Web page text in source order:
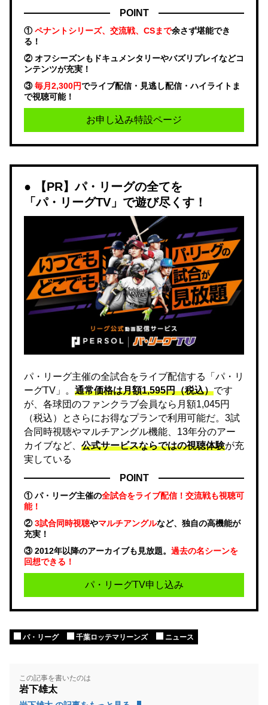
POINT
①ペナントシリーズ、交流戦、CSまで余さず堪能でき
る！
② オフシーズンもドキュメンタリーやバズリプレイなどコ
ンテンツが充実！
③毎月2,300円でライブ配信・見逃し配信・ハイライトま
で視聴可能！
お申し込み特設ページ
【PR】パ・リーグの全てを
「パ・リーグTV」で遊び尽くす！
パ・リーグ主催の全試合をライブ配信する「パ・リ
ーグTV」。 通常価格は月額1,595円（税込）です
が、各球団のファンクラブ会員なら月額1,045円
（税込）とさらにお得なプランで利用可能だ。3試
合同時視聴やマルチアングル機能、13年分のアー
カイブなど、 公式サービスならではの視聴体験が充
実している
POINT
① パ・リーグ主催の全試合をライブ配信！交流戦も視聴可
能！
②3試合同時視聴やマルチアングルなど、独自の高機能が
充実！
③ 2012年以降のアーカイブも見放題。 過去の名シーンを
回想できる！
パ・リーグTV申し込み
パ・リーグ 千葉ロッテマリーンズ ニュース
この記事を書いたのは
岩下雄太